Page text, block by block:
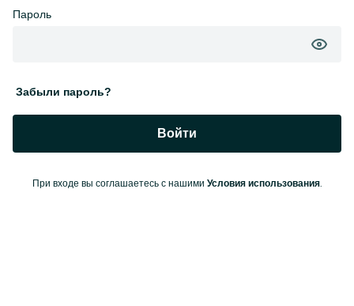
Пароль
Забыли пароль?
Войти
При входе вы соглашаетесь с нашими Условия использования.